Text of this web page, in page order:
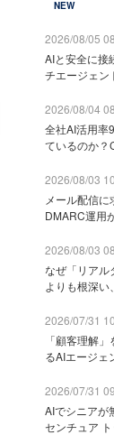
NEW
2026/08/05
AIと安全に接
チエージェン
2026/08/04
全社AI活用率
ているのか？
2026/08/03
メール配信
DMARC運用
2026/08/03
なぜ「リア
よりも根深い
2026/07/31
「顧客理解
るAIエージェ
2026/07/31
AIでシニアが
センチュア